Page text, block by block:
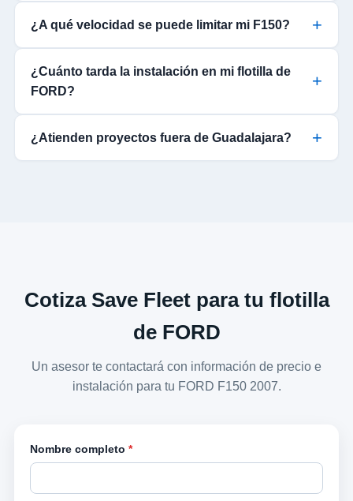
¿A qué velocidad se puede limitar mi F150?
¿Cuánto tarda la instalación en mi flotilla de
FORD?
¿Atienden proyectos fuera de Guadalajara?
Cotiza Save Fleet para tu flotilla
de FORD
Un asesor te contactará con información de precio e
instalación para tu FORD F150 2007.
Nombre completo *